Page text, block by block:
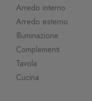
Arredo interno
Arredo esterno
Illuminazione
Complementi
Tavola
Cucina